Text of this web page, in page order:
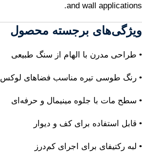
and wall applications.
ویژگی‌های برجسته محصول
• طراحی مدرن با الهام از سنگ طبیعی
• رنگ طوسی تیره مناسب فضاهای لوکس
• سطح مات با جلوه مینیمال و حرفه‌ای
• قابل استفاده برای کف و دیوار
• لبه رکتیفای برای اجرای کم‌درز